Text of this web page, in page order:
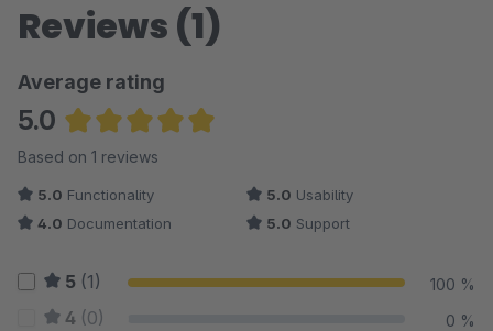
Reviews (1)
Average rating
5.0
Average rating of 5 out of 5 stars
Based on 1 reviews
5.0 Functionality 5.0 Usability
4.0 Documentation 5.0 Support
5 (1) 100 %
4 (0) 0 %